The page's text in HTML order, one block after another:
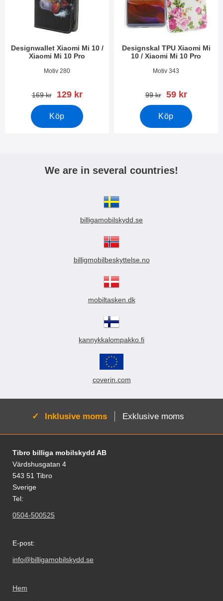
Designwallet Xiaomi Mi 10 /
Xiaomi Mi 10 Pro
Art. nr 35897Motiv 280
tidigare pris
169 kr rea pris
129 kr
Köp
Designskal TPU Xiaomi Mi
10 / Xiaomi Mi 10 Pro
Art. nr 35866Motiv 343
tidigare pris
99 kr rea pris
59 kr
Köp
We are in several countries!
billigamobilskydd.se
billigmobilbeskyttelse.no
mobiltasken.dk
kannykkalompakko.fi
coverin.com
Aktiv:
Inklusive moms Exklusive moms
Sidfot Blandad info och länkar
Tibro billiga mobilskydd AB
Värdshusgatan 4
543 51 Tibro
Sverige
Tel:
0504-500525
E-post:
info@billigamobilskydd.se
Hem